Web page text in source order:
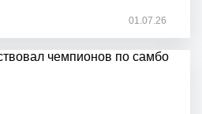
01.07.26